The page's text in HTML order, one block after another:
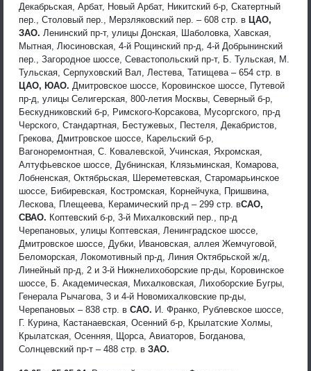
Декабрьская, Арбат, Новый Арбат, Никитский б-р, Скатертный
пер., Столовый пер., Мерзляковский пер. – 608 стр. в ЦАО,
ЗАО. Ленинский пр-т, улицы Донская, Шаболовка, Хавская,
Мытная, Люсиновская, 4-й Рощинский пр-д, 4-й Добрынинский
пер., Загородное шоссе, Севастопольский пр-т, Б. Тульская, М.
Тульская, Серпуховский Вал, Лестева, Татищева – 654 стр. в
ЦАО, ЮАО. Дмитровское шоссе, Коровинское шоссе, Путевой
пр-д, улицы Селигерская, 800-летия Москвы, Северный б-р,
Бескудниковский б-р, Римского-Корсакова, Мусоргского, пр-д
Черского, Стандартная, Бестужевых, Пестеля, Декабристов,
Грекова, Дмитровское шоссе, Карельский б-р,
Вагоноремонтная, С. Ковалевской, Учинская, Яхромская,
Алтуфьевское шоссе, Дубнинская, Клязьминская, Комарова,
Лобненская, Октябрьская, Шереметевская, Старомарьинское
шоссе, Бибиревская, Костромская, Корнейчука, Пришвина,
Лескова, Плещеева, Керамический пр-д – 299 стр. вСАО,
СВАО. Коптевский б-р, 3-й Михалковский пер., пр-д
Черепановых, улицы Коптевская, Ленинградское шоссе,
Дмитровское шоссе, Дубки, Ивановская, аллея Жемчуговой,
Беломорская, Локомотивный пр-д, Линия Октябрьской ж/д,
Линейный пр-д, 2 и 3-й Нижнелихоборские пр-ды, Коровинское
шоссе, Б. Академическая, Михалковская, Лихоборские Бугры,
Генерала Рычагова, 3 и 4-й Новомихалковские пр-ды,
Черепановых – 838 стр. в САО. И. Франко, Рублевское шоссе,
Г. Курина, Кастанаевская, Осенний б-р, Крылатские Холмы,
Крылатская, Осенняя, Щорса, Авиаторов, Богданова,
Солнцевский пр-т – 488 стр. в ЗАО.